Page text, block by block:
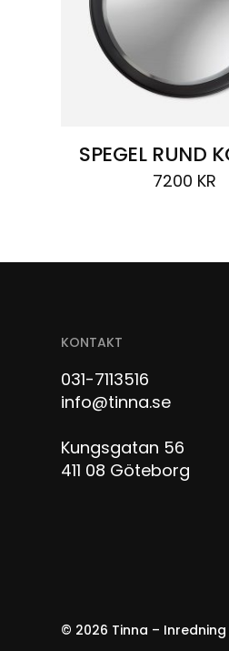
SPEGEL RUND
7200 KR
KONTAKT
031-7113516
info@tinna.se
Kungsgatan 56
411 08 Göteborg
© 2026 Tinna – Inredning